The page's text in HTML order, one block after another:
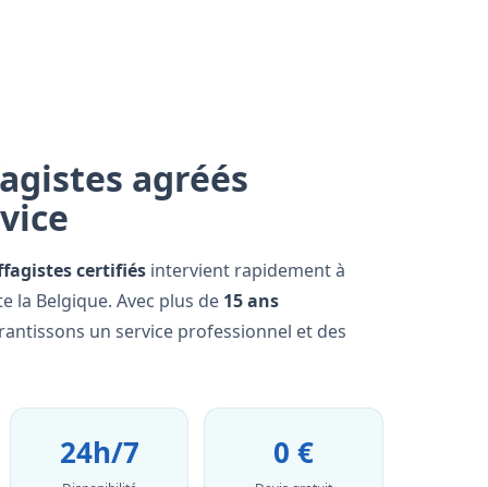
agréés
certifiés intervient rapidement à
la Belgique. Avec plus de 15 ans
un service professionnel et des
24h/7 0 €